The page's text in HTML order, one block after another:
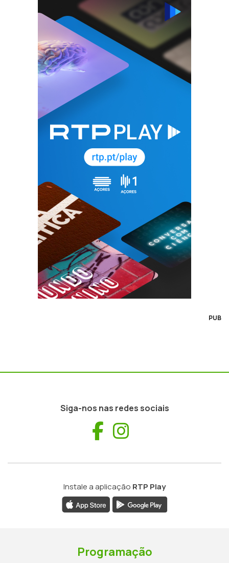
PUB
Siga-nos nas redes sociais
Facebook
Instale a aplicação RTP Play
Programação